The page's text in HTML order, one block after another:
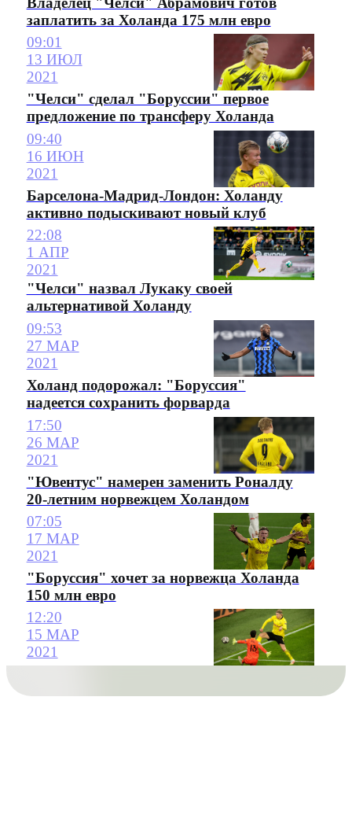
заплатить за Холанда 175 млн евро
09:01
13 ИЮЛ
2021
"Челси" сделал "Боруссии" первое
предложение по трансферу Холанда
09:40
16 ИЮН
2021
Барселона-Мадрид-Лондон: Холанду
активно подыскивают новый клуб
22:08
1 АПР
2021
"Челси" назвал Лукаку своей
альтернативой Холанду
09:53
27 МАР
2021
Холанд подорожал: "Боруссия"
надеется сохранить форварда
17:50
26 МАР
2021
"Ювентус" намерен заменить Роналду
20-летним норвежцем Холандом
07:05
17 МАР
2021
"Боруссия" хочет за норвежца Холанда
150 млн евро
12:20
15 МАР
2021